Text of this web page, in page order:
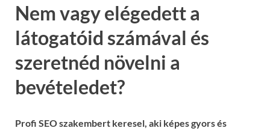
Nem vagy elégedett a
látogatóid számával és
szeretnéd növelni a
bevételedet?
Profi SEO szakembert keresel, aki képes gyors és